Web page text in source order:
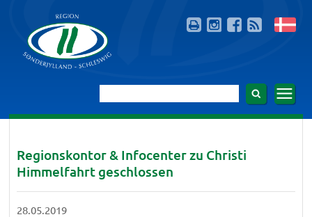
Regionskontor & Infocenter zu Christi
Himmelfahrt geschlossen
28.05.2019